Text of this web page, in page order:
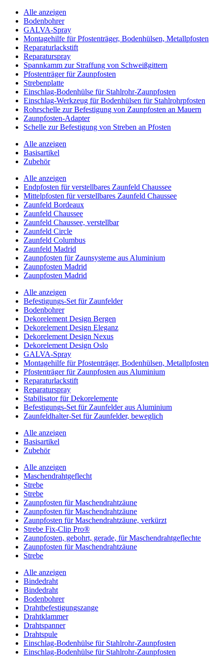
Alle anzeigen
Bodenbohrer
GALVA-Spray
Montagehilfe für Pfostenträger, Bodenhülsen, Metallpfosten
Reparaturlackstift
Reparaturspray
Spannkamm zur Straffung von Schweißgittern
Pfostenträger für Zaunpfosten
Strebenplatte
Einschlag-Bodenhülse für Stahlrohr-Zaunpfosten
Einschlag-Werkzeug für Bodenhülsen für Stahlrohrpfosten
Rohrschelle zur Befestigung von Zaunpfosten an Mauern
Zaunpfosten-Adapter
Schelle zur Befestigung von Streben an Pfosten
Alle anzeigen
Basisartikel
Zubehör
Alle anzeigen
Endpfosten für verstellbares Zaunfeld Chaussee
Mittelpfosten für verstellbares Zaunfeld Chaussee
Zaunfeld Bordeaux
Zaunfeld Chaussee
Zaunfeld Chaussee, verstellbar
Zaunfeld Circle
Zaunfeld Columbus
Zaunfeld Madrid
Zaunpfosten für Zaunsysteme aus Aluminium
Zaunpfosten Madrid
Zaunpfosten Madrid
Alle anzeigen
Befestigungs-Set für Zaunfelder
Bodenbohrer
Dekorelement Design Bergen
Dekorelement Design Eleganz
Dekorelement Design Nexus
Dekorelement Design Oslo
GALVA-Spray
Montagehilfe für Pfostenträger, Bodenhülsen, Metallpfosten
Pfostenträger für Zaunpfosten aus Aluminium
Reparaturlackstift
Reparaturspray
Stabilisator für Dekorelemente
Befestigungs-Set für Zaunfelder aus Aluminium
Zaunfeldhalter-Set für Zaunfelder, beweglich
Alle anzeigen
Basisartikel
Zubehör
Alle anzeigen
Maschendrahtgeflecht
Strebe
Strebe
Zaunpfosten für Maschendrahtzäune
Zaunpfosten für Maschendrahtzäune
Zaunpfosten für Maschendrahtzäune, verkürzt
Strebe Fix-Clip Pro®
Zaunpfosten, gebohrt, gerade, für Maschendrahtgeflechte
Zaunpfosten für Maschendrahtzäune
Strebe
Alle anzeigen
Bindedraht
Bindedraht
Bodenbohrer
Drahtbefestigungszange
Drahtklammer
Drahtspanner
Drahtspule
Einschlag-Bodenhülse für Stahlrohr-Zaunpfosten
Einschlag-Bodenhülse für Stahlrohr-Zaunpfosten